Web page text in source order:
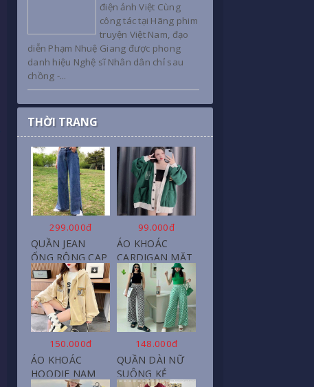
điện ảnh Việt Cùng
công tác tại Hãng phim
truyện Việt Nam, đạo
diễn Phạm Nhuệ Giang được phong
danh hiệu Nghệ sĩ Nhân dân chỉ sau
chồng -...
THỜI TRANG
299.000đ
QUẦN JEAN
ỐNG RỘNG CẠP
CAO, DÀI XẺ
GẤU PHONG
CÁCH J6
99.000đ
ÁO KHOÁC
CARDIGAN MẶT
CƯỜI NỮ CHẤT
NỈ COTTON
150.000đ
ÁO KHOÁC
HOODIE NAM
148.000đ
QUẦN DÀI NỮ
SUÔNG KẺ